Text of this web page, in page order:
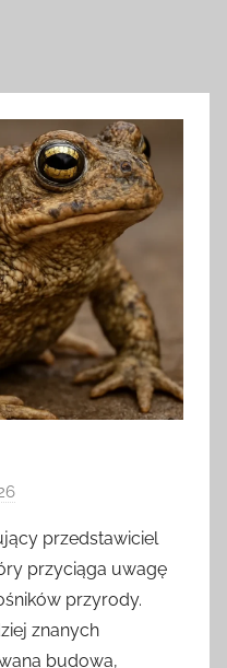
z
e
z
przedstawiciel
przyciąga uwagę
przyrody.
znanych
budowa,